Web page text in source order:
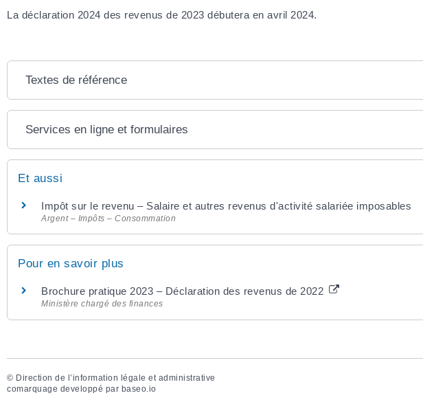
La déclaration 2024 des revenus de 2023 débutera en avril 2024.
Textes de référence
Services en ligne et formulaires
Et aussi
Impôt sur le revenu – Salaire et autres revenus d'activité salariée imposables
Argent – Impôts – Consommation
Pour en savoir plus
Brochure pratique 2023 – Déclaration des revenus de 2022
Ministère chargé des finances
© Direction de l’information légale et administrative
comarquage developpé par baseo.io